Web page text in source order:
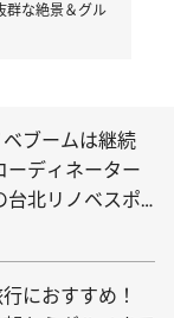
群な絶景＆グル
ブームは継続
ーディネーター
台北リノベスポ
におすすめ！